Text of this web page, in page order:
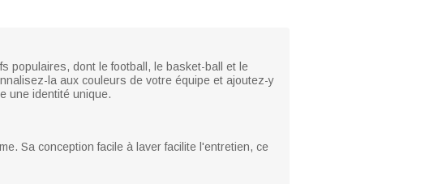
populaires, dont le football, le basket-ball et le
la aux couleurs de votre équipe et ajoutez-y
une identité unique.
Sa conception facile à laver facilite l'entretien, ce